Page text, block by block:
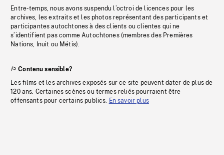
Entre-temps, nous avons suspendu l’octroi de licences pour les
archives, les extraits et les photos représentant des participants et
participantes autochtones à des clients ou clientes qui ne
s’identifient pas comme Autochtones (membres des Premières
Nations, Inuit ou Métis).
Contenu sensible?
Les films et les archives exposés sur ce site peuvent dater de plus de
120 ans. Certaines scènes ou termes reliés pourraient être
offensants pour certains publics. En savoir plus